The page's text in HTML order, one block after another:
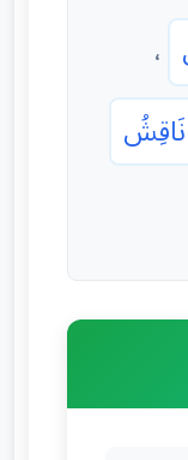
،
نَاقِشُ